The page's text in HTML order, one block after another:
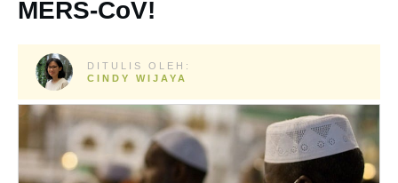
MERS-CoV!
DITULIS OLEH:
CINDY WIJAYA